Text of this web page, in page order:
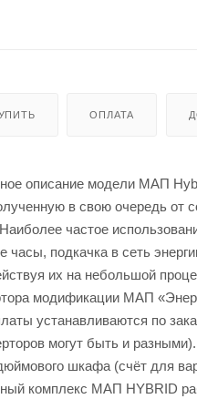
ОПЛАТА
описание модели МАП
в свою очередь от
частое
подкачка в сеть
их на небольшой
модификации МАП
устанавливаются по
могут быть и
шкафа (счёт для
комплекс МАП HYBRID